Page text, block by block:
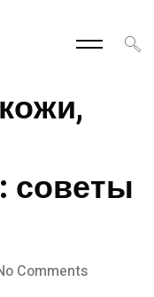
советы
Comments